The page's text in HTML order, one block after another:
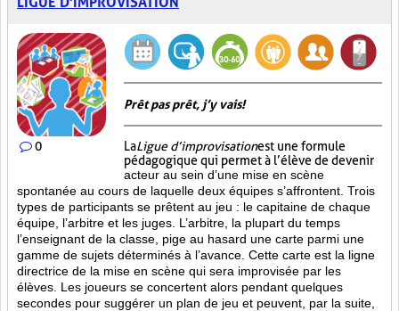
0
Prêt pas prêt, j’y vais!
LaLigue d’improvisationest une formule
pédagogique qui permet à l’élève de devenir
acteur au sein d’une mise en scène
spontanée au cours de laquelle deux équipes s’affrontent. Trois
types de participants se prêtent au jeu : le capitaine de chaque
équipe, l’arbitre et les juges. L’arbitre, la plupart du temps
l’enseignant de la classe, pige au hasard une carte parmi une
gamme de sujets déterminés à l’avance. Cette carte est la ligne
directrice de la mise en scène qui sera improvisée par les
élèves. Les joueurs se concertent alors pendant quelques
secondes pour suggérer un plan de jeu et peuvent, par la suite,